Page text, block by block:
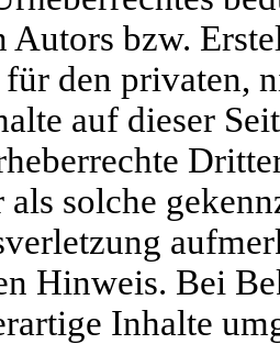
Autors bzw.
den privaten,
auf dieser
solche
Hinweis. Bei
Inhalte